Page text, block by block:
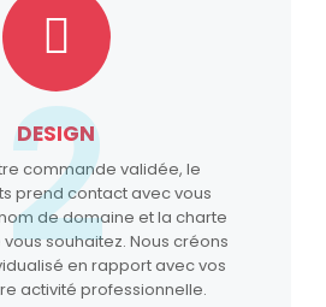
DESIGN
commande validée, le
prend contact avec vous
de domaine et la charte
souhaitez. Nous créons
en rapport avec vos
activité professionnelle.
2